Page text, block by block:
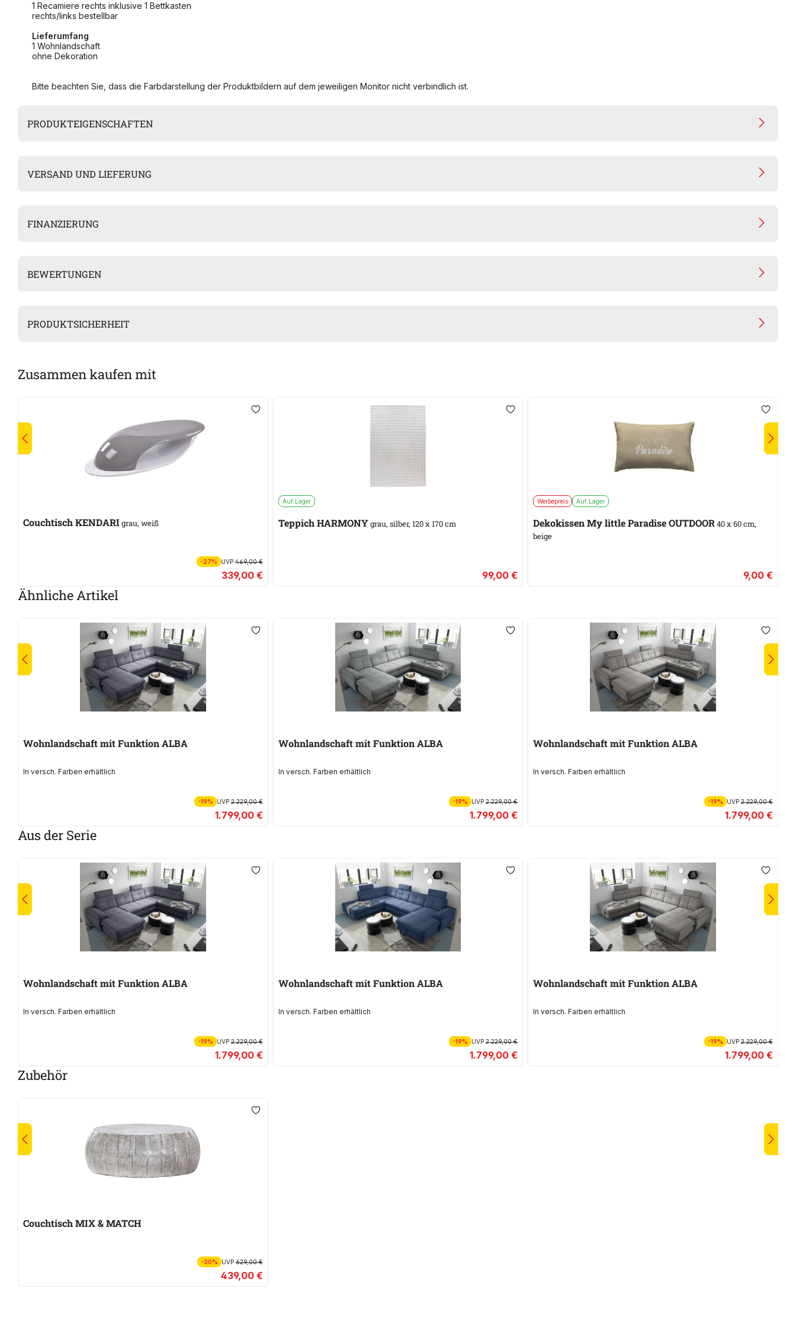
1 Recamiere rechts inklusive 1 Bettkasten
rechts/links bestellbar
Lieferumfang
1 Wohnlandschaft
ohne Dekoration
Bitte beachten Sie, dass die Farbdarstellung der Produktbildern auf dem jeweiligen Monitor nicht verbindlich ist.
PRODUKTEIGENSCHAFTEN
VERSAND UND LIEFERUNG
FINANZIERUNG
BEWERTUNGEN
PRODUKTSICHERHEIT
Zusammen kaufen mit
Couchtisch KENDARIgrau, weiß
-27% UVP469,00 €
339,00 €
Auf Lager
Teppich HARMONYgrau, silber, 120 x 170 cm
99,00 €
Werbepreis Auf Lager
Dekokissen My little Paradise OUTDOOR40 x 60 cm,
beige
9,00 €
Ähnliche Artikel
Wohnlandschaft mit Funktion ALBA
In versch. Farben erhältlich
-19% UVP2.229,00 €
1.799,00 €
Wohnlandschaft mit Funktion ALBA
In versch. Farben erhältlich
-19% UVP2.229,00 €
1.799,00 €
Wohnlandschaft mit Funktion ALBA
In versch. Farben erhältlich
-19% UVP 2.229,00 €
1.799,00 €
Aus der Serie
Wohnlandschaft mit Funktion ALBA
In versch. Farben erhältlich
-19% UVP2.229,00 €
1.799,00 €
Wohnlandschaft mit Funktion ALBA
In versch. Farben erhältlich
-19% UVP2.229,00 €
1.799,00 €
Wohnlandschaft mit Funktion ALBA
In versch. Farben erhältlich
-19% UVP 2.229,00 €
1.799,00 €
Zubehör
Couchtisch MIX & MATCH
-30% UVP629,00 €
439,00 €